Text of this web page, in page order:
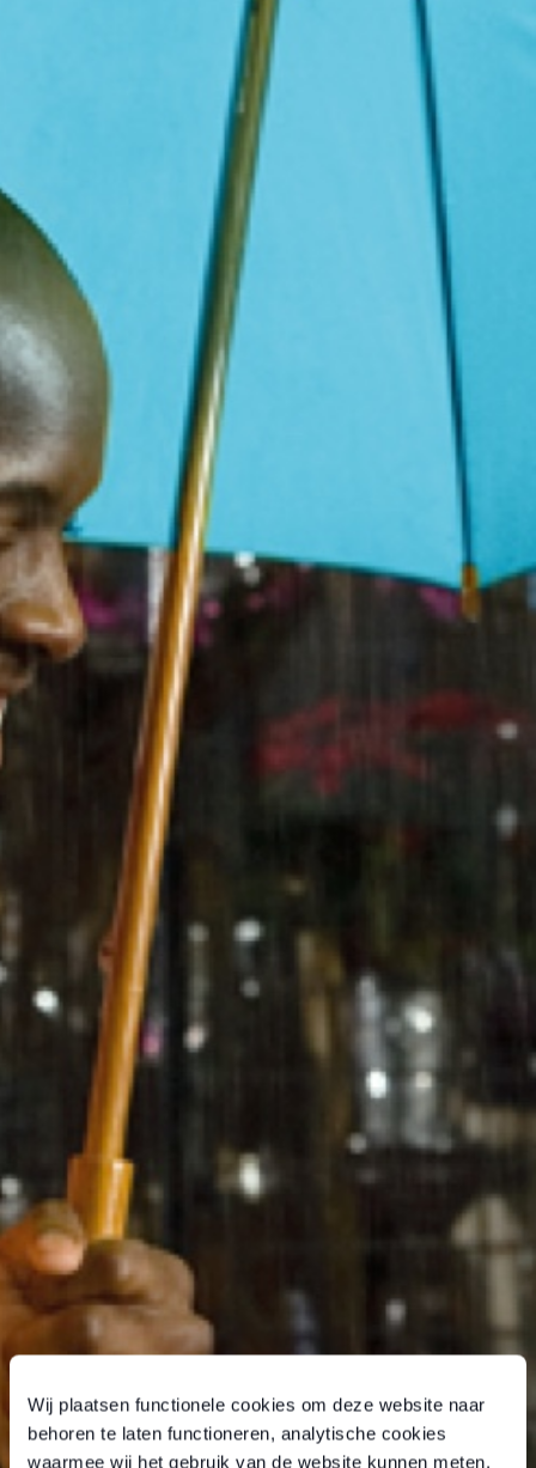
Wij plaatsen functionele cookies om deze website naar
behoren te laten functioneren, analytische cookies
waarmee wij het gebruik van de website kunnen meten,